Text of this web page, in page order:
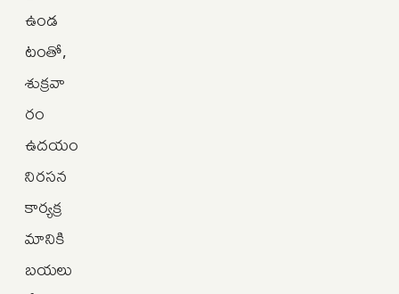
ఉండ
టంతో,
శుక్రవా
రం
ఉదయం
నిరసన
కార్యక్ర
మానికి
బయలు